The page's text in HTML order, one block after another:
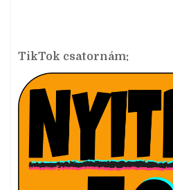
TikTok csatornám: